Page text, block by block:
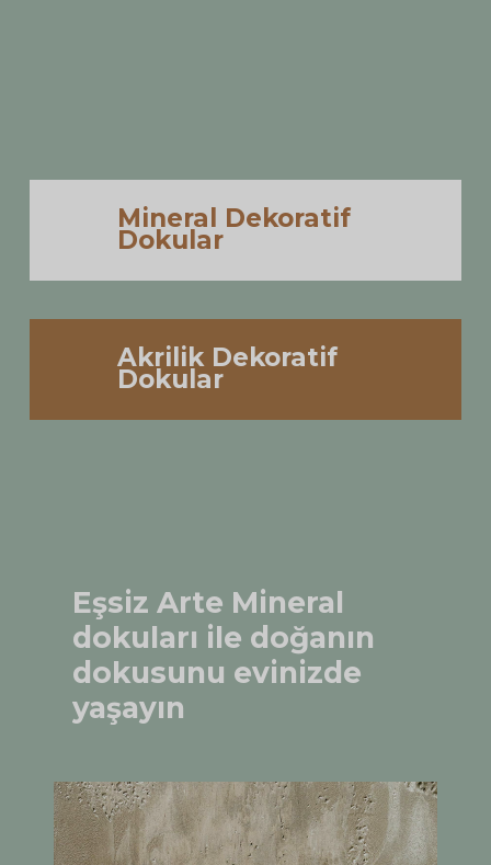
Mineral Dekoratif
Dokular
Akrilik Dekoratif
Dokular
Eşsiz Arte Mineral
dokuları ile doğanın
dokusunu evinizde
yaşayın